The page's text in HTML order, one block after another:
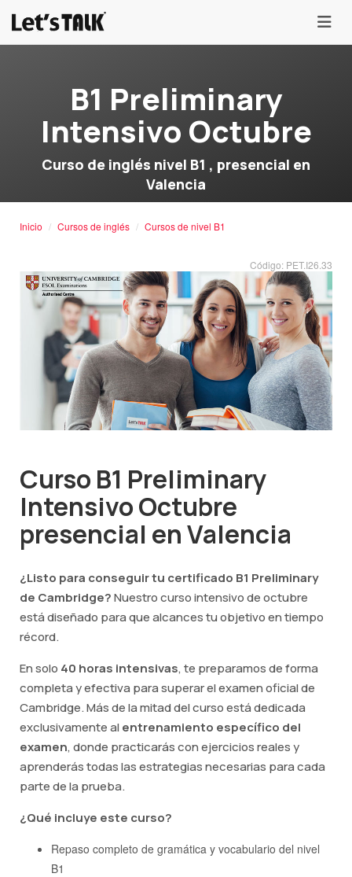
menu
B1 Preliminary
Intensivo Octubre
Curso de inglés nivel B1 , presencial en
Valencia
Inicio Cursos de inglés Cursos de nivel B1
Código: PET.I26.33
Curso B1 Preliminary
Intensivo Octubre
presencial en Valencia
¿Listo para conseguir tu certificado B1 Preliminary
de Cambridge?Nuestro curso intensivo de octubre
está diseñado para que alcances tu objetivo en tiempo
récord.
En solo 40 horas intensivas, te preparamos de forma
completa y efectiva para superar el examen oficial de
Cambridge. Más de la mitad del curso está dedicada
exclusivamente al entrenamiento específico del
examen, donde practicarás con ejercicios reales y
aprenderás todas las estrategias necesarias para cada
parte de la prueba.
¿Qué incluye este curso?
Repaso completo de gramática y vocabulario del nivel
B1